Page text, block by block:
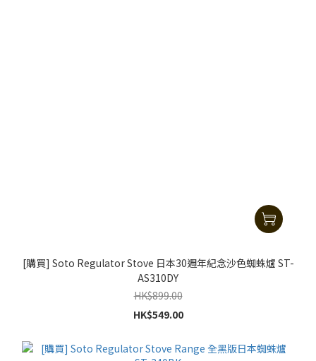
[購買] Soto Regulator Stove 日本30週年紀念沙色蜘蛛爐 ST-
AS310DY
HK$899.00
HK$549.00